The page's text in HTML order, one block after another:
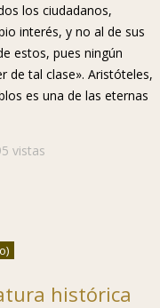
los ciudadanos,
interés, y no al de sus
estos, pues ningún
de tal clase». Aristóteles,
es una de las eternas
vistas
histórica